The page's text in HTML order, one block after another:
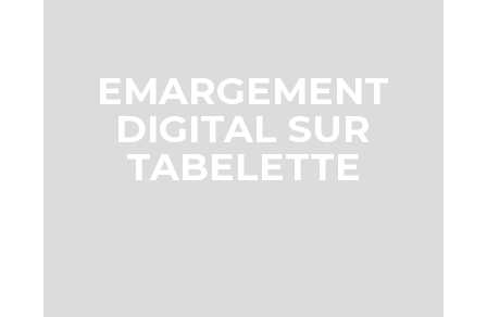
EMARGEMENT
DIGITAL SUR
TABELETTE